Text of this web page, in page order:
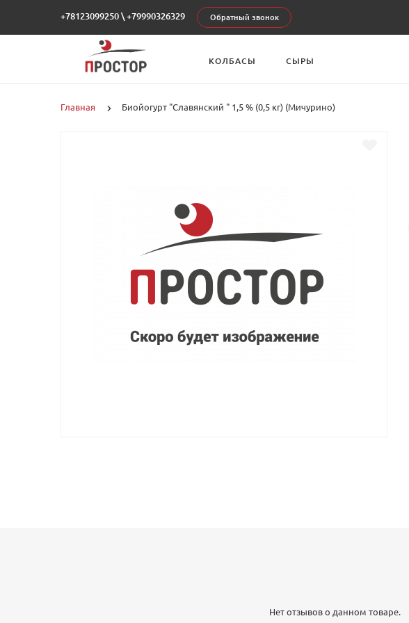
+78123099250 \ +79990326329 Обратный звонок
КОЛБАСЫ СЫРЫ
Главная Биойогурт "Славянский " 1,5 % (0,5 кг) (Мичурино)
Нет отзывов о данном товаре.